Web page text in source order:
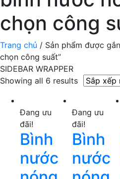
chọn công
Trang chủ / Sản phẩm được
chọn công suất”
SIDEBAR WRAPPER
Showing all 6 results
Đang ưu
đãi!
Bình
nước
Đang ưu
đãi!
Bình
nước